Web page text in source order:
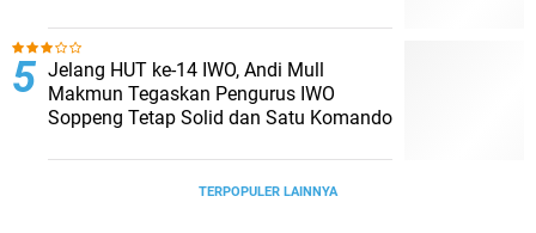
Jelang HUT ke-14 IWO, Andi Mull
Makmun Tegaskan Pengurus IWO
Soppeng Tetap Solid dan Satu Komando
TERPOPULER LAINNYA